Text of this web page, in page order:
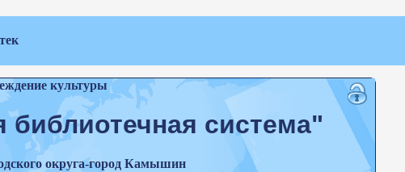
культуры
библиотечная система"
округа-город Камышин